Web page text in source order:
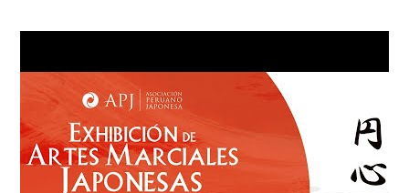
Teatro Peruano Japonés